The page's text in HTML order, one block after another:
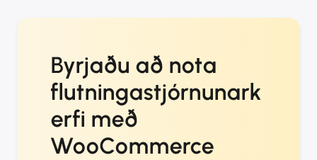
Byrjaðu að nota
flutningastjórnunark
erfi með
WooCommerce